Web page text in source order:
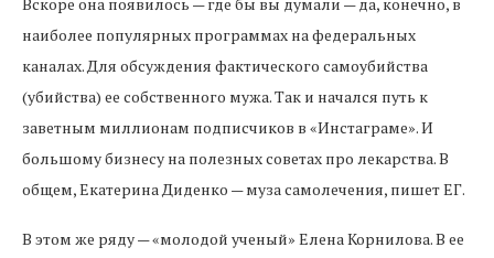
наиболее популярных программах на федеральных
каналах. Для обсуждения фактического самоубийства
(убийства) ее собственного мужа. Так и начался путь к
заветным миллионам подписчиков в «Инстаграме». И
большому бизнесу на полезных советах про лекарства. В
общем, Екатерина Диденко — муза самолечения, пишет ЕГ.
В этом же ряду — «молодой ученый» Елена Корнилова. В ее